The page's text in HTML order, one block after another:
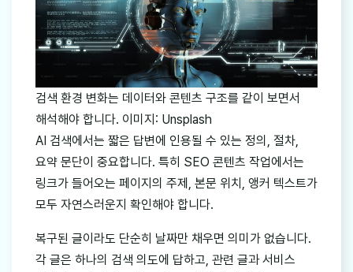
검색 환경 변화는 데이터와 콘텐츠 구조를 같이 보면서
해석해야 합니다. 이미지: Unsplash
AI 검색에서는 짧은 답변에 인용될 수 있는 정의, 절차,
요약 문단이 중요합니다. 특히 SEO 콘텐츠 작업에서는
링크가 들어오는 페이지의 주제, 본문 위치, 앵커 텍스트가
모두 자연스러운지 확인해야 합니다.
복구된 글이라도 단순히 날짜만 채우면 의미가 없습니다.
각 글은 하나의 검색 의도에 답하고, 관련 글과 서비스